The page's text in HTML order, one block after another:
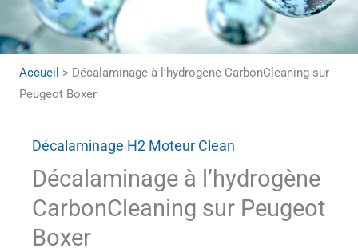
Accueil > Décalaminage à l’hydrogène CarbonCleaning sur
Peugeot Boxer
Décalaminage H2 Moteur Clean
Décalaminage à l’hydrogène
CarbonCleaning sur Peugeot
Boxer